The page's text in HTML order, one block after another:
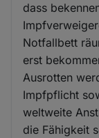
dass
Notfallbett
erst
Ausrotten
Impfpflicht
weltweite
die Fähigkeit